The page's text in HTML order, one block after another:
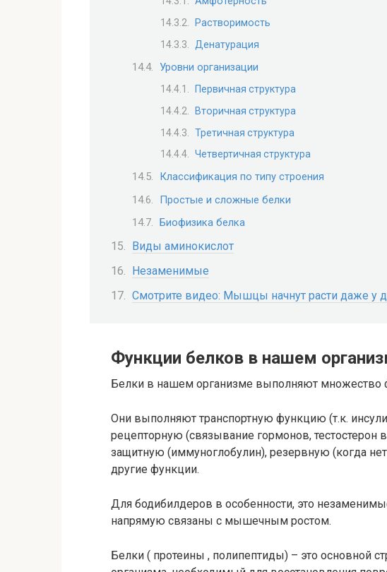
Растворимость
Денатурация
Уровни организации
Первичная структура
Вторичная структура
Третичная структура
Четвертичная структура
Классификация по типу строения
Простые и сложные белки
Биофизика белка
Виды аминокислот
Незаменимые
Смотрите видео: Мышцы начнут расти даже у
Функции белков в нашем
Белки в нашем организме выполняют множество
Они выполняют транспортную функцию (т.к.
рецепторную (связывание гормонов, тестостерон
защитную (иммуноглобулин), резервную (когда нет
другие функции.
Для бодибилдеров в особенности, это
напрямую связаны с мышечным ростом.
Белки ( протеины , полипептиды) – это основной